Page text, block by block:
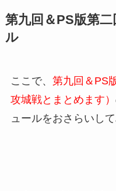
第九回＆PS版第
ル
ここで、 第九回＆PS
攻城戦とまとめます）
ュールをおさらいして